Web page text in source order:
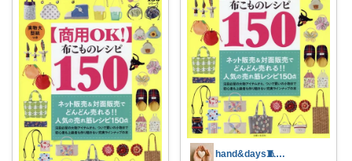
hand&days🧵手芸とほっこり雑貨